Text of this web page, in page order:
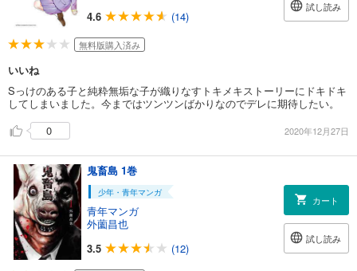
4.6
(14)
試し読み
無料版購入済み
いいね
Sっけのある子と純粋無垢な子が織りなすトキメキストーリーにドキドキ
してしまいました。今まではツンツンばかりなのでデレに期待したい。
0
2020年12月27日
鬼畜島 1巻
少年・青年マンガ
青年マンガ
外薗昌也
3.5
(12)
カート
試し読み